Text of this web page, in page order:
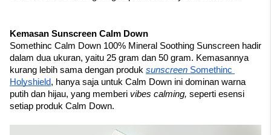
Kemasan Sunscreen Calm Down
Somethinc Calm Down 100% Mineral Soothing Sunscreen hadir
dalam dua ukuran, yaitu 25 gram dan 50 gram. Kemasannya
kurang lebih sama dengan produk sunscreen Somethinc
Holyshield, hanya saja untuk Calm Down ini dominan warna
putih dan hijau, yang memberi vibes calming, seperti esensi
setiap produk Calm Down.